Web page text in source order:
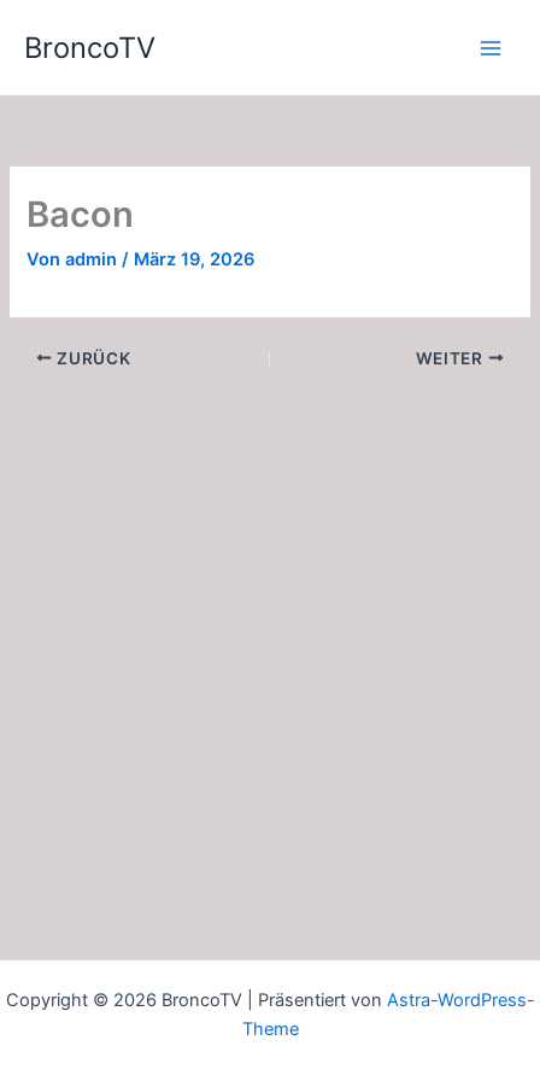
InhaltBroncoTV
Bacon
Vonadmin/ März 19, 2026
ZURÜCK WEITER
Copyright © 2026 BroncoTV | Präsentiert von Astra-WordPress-
Theme